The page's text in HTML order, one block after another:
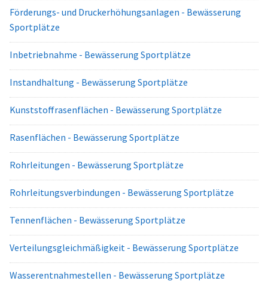
Förderungs- und Druckerhöhungsanlagen - Bewässerung
Sportplätze
Inbetriebnahme - Bewässerung Sportplätze
Instandhaltung - Bewässerung Sportplätze
Kunststoffrasenflächen - Bewässerung Sportplätze
Rasenflächen - Bewässerung Sportplätze
Rohrleitungen - Bewässerung Sportplätze
Rohrleitungsverbindungen - Bewässerung Sportplätze
Tennenflächen - Bewässerung Sportplätze
Verteilungsgleichmäßigkeit - Bewässerung Sportplätze
Wasserentnahmestellen - Bewässerung Sportplätze